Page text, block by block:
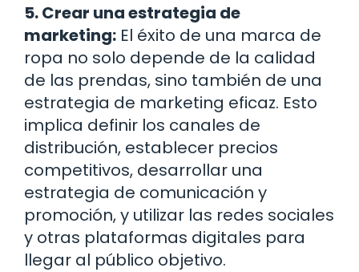
5. Crear una estrategia de
marketing: El éxito de una marca de
ropa no solo depende de la calidad
de las prendas, sino también de una
estrategia de marketing eficaz. Esto
implica definir los canales de
distribución, establecer precios
competitivos, desarrollar una
estrategia de comunicación y
promoción, y utilizar las redes sociales
y otras plataformas digitales para
llegar al público objetivo.